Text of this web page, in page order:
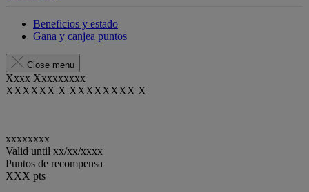
Beneficios y estado
Gana y canjea puntos
Close menu
Xxxx Xxxxxxxxx
XXXXXX X XXXXXXXX X
xxxxxxxx
Valid until xx/xx/xxxx
Puntos de recompensa
XXX pts